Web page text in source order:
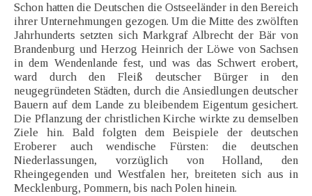
Schon hatten die Deutschen die Ostseeländer in den Bereich
ihrer Unternehmungen gezogen. Um die Mitte des zwölften
Jahrhunderts setzten sich Markgraf Albrecht der Bär von
Brandenburg und Herzog Heinrich der Löwe von Sachsen
in dem Wendenlande fest, und was das Schwert erobert,
ward durch den Fleiß deutscher Bürger in den
neugegründeten Städten, durch die Ansiedlungen deutscher
Bauern auf dem Lande zu bleibendem Eigentum gesichert.
Die Pflanzung der christlichen Kirche wirkte zu demselben
Ziele hin. Bald folgten dem Beispiele der deutschen
Eroberer auch wendische Fürsten: die deutschen
Niederlassungen, vorzüglich von Holland, den
Rheingegenden und Westfalen her, breiteten sich aus in
Mecklenburg, Pommern, bis nach Polen hinein.